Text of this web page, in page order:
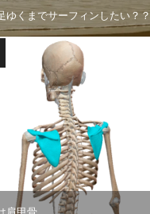
ゆくまでサーフィンしたい？？